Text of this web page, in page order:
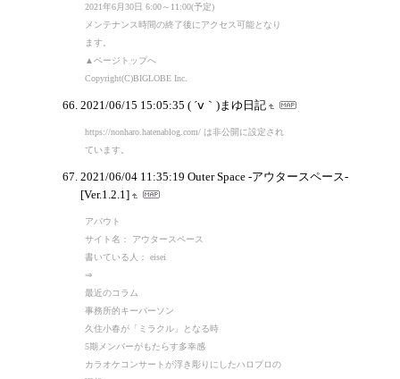
2021年6月30日 6:00～11:00(予定)
メンテナンス時間の終了後にアクセス可能となり
ます。
▲ページトップへ
Copyright(C)BIGLOBE Inc.
2021/06/15 15:05:35 ( ´ⅴ｀)まゆ日記
https://nonharo.hatenablog.com/ は非公開に設定され
ています。
2021/06/04 11:35:19 Outer Space -アウタースペース-
[Ver.1.2.1]
アバウト
サイト名： アウタースペース
書いている人： eisei
⇒
最近のコラム
事務所的キーパーソン
久住小春が「ミラクル」となる時
5期メンバーがもたらす多幸感
カラオケコンサートが浮き彫りにしたハロプロの